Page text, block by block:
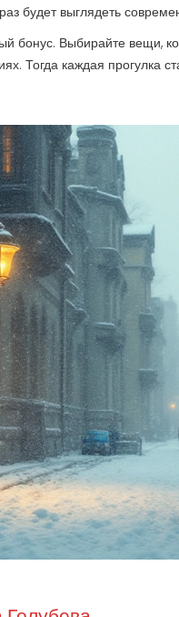
будет выглядеть
бонус. Выбирайте вещи,
Тогда каждая прогулка